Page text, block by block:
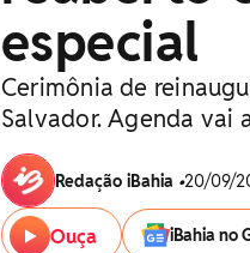
especial
Cerimônia de
Salvador. Agenda vai
Redação iBahia •20/09/
Ouça iBahia no